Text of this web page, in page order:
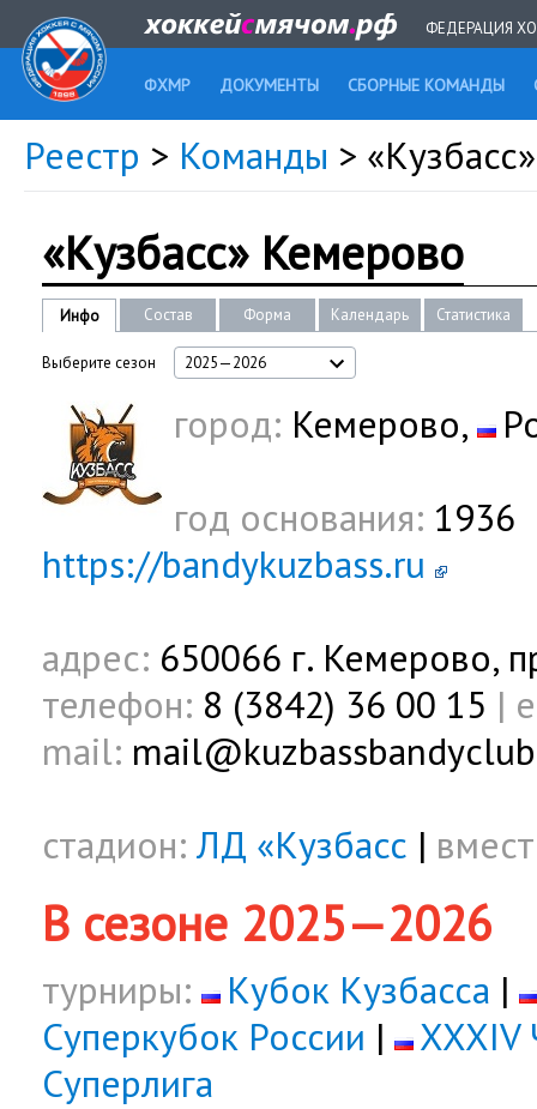
ФЕДЕРАЦИЯ
ФХМР ДОКУМЕНТЫ СБОРНЫЕ КОМАНДЫ
Реестр > Команды >
«Кузбасс» Кемерово
Инфо Состав Форма Календарь Статистика
Выберите сезон 2025—2026
город: Кемерово,
год основания: 1936
https://bandykuzbass.ru
адрес: 650066 г. Кемерово,
телефон: 8 (3842) 36 00 15 |
mail:
стадион: ЛД «Кузбасс |
В сезоне 2025—2026
турниры: Кубок Кузбасса |
Суперкубок России |
XXXIV
Суперлига